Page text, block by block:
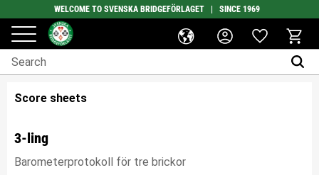
Menu
WELCOME TO SVENSKA BRIDGEFÖRLAGET | SINCE 1969
Favorites
Basket
Score sheets
3-ling
Barometerprotokoll för tre brickor